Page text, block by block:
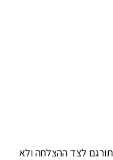
לצד ההצלחה ולא